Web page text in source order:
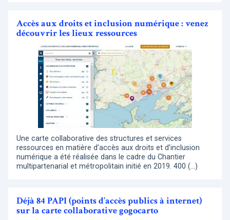
Accès aux droits et inclusion numérique : venez
découvrir les lieux ressources
Une carte collaborative des structures et services
ressources en matière d’accès aux droits et d’inclusion
numérique a été réalisée dans le cadre du Chantier
multipartenarial et métropolitain initié en 2019. 400 (…)
Déjà 84 PAPI (points d’accès publics à internet)
sur la carte collaborative gogocarto